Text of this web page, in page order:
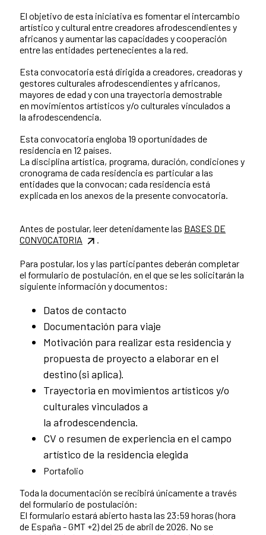
El objetivo de esta iniciativa es fomentar el intercambio
artístico y cultural entre creadores afrodescendientes y
africanos y aumentar las capacidades y cooperación
entre las entidades pertenecientes a la red.
Esta convocatoria está dirigida a creadores, creadoras y
gestores culturales afrodescendientes y africanos,
mayores de edad y con una trayectoria demostrable
en movimientos artísticos y/o culturales vinculados a
la afrodescendencia.
Esta convocatoria engloba 19 oportunidades de
residencia en 12 países.
La disciplina artística, programa, duración, condiciones y
cronograma de cada residencia es particular a las
entidades que la convocan; cada residencia está
explicada en los anexos de la presente convocatoria.
Antes de postular, leer detenidamente las BASES DE
CONVOCATORIA
Para postular, los y las participantes deberán completar
el formulario de postulación, en el que se les solicitarán la
siguiente información y documentos:
Datos de contacto
Documentación para viaje
Motivación para realizar esta residencia y
propuesta de proyecto a elaborar en el
destino (si aplica).
Trayectoria en movimientos artísticos y/o
culturales vinculados a
la afrodescendencia.
CV o resumen de experiencia en el campo
artístico de la residencia elegida
Portafolio
Toda la documentación se recibirá únicamente a través
del formulario de postulación:
El formulario estará abierto hasta las 23:59 horas (hora
de España - GMT +2) del 25 de abril de 2026. No se